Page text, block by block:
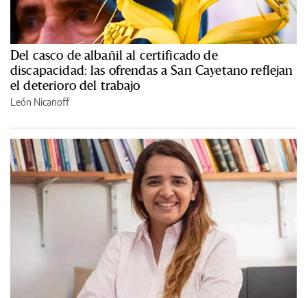
Del casco de albañil al certificado de
discapacidad: las ofrendas a San Cayetano reflejan
el deterioro del trabajo
León Nicanoff